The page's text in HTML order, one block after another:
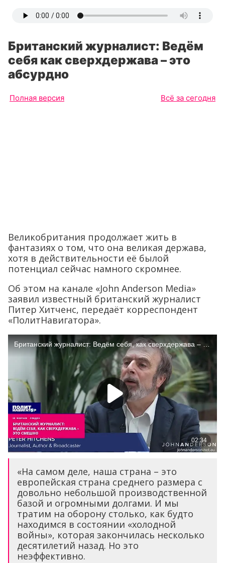
Британский журналист: Ведём
себя как сверхдержава – это
абсурдно
Полная версия Всё за сегодня
Великобритания продолжает жить в
фантазиях о том, что она великая держава,
хотя в действительности её былой
потенциал сейчас намного скромнее.
Об этом на канале «John Anderson Media»
заявил известный британский журналист
Питер Хитченс, передаёт корреспондент
«ПолитНавигатора».
«На самом деле, наша страна – это
европейская страна среднего размера с
довольно небольшой производственной
базой и огромными долгами. И мы
тратим на оборону столько, как будто
находимся в состоянии «холодной
войны», которая закончилась несколько
десятилетий назад. Но это
неэффективно.